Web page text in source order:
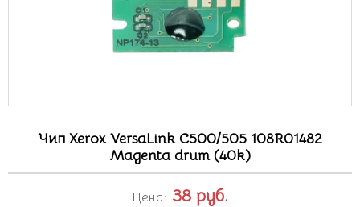
Чип Xerox VersaLink C500/505 108R01482
Magenta drum (40k)
Цена: 38 руб.